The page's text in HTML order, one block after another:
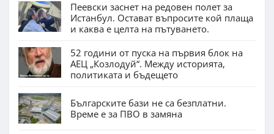
Пеевски заснет на редовен полет за
Истанбул. Остават въпросите кой плаща
и каква е целта на пътуването.
52 години от пуска на първия блок на
АЕЦ „Козлодуй“. Между историята,
политиката и бъдещето
Българските бази не са безплатни.
Време е за ПВО в замяна